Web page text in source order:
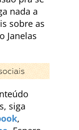
nada a
sobre as
Janelas
siga
,